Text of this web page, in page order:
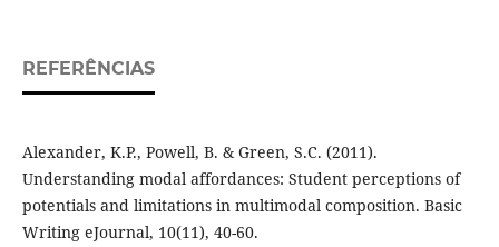
REFERÊNCIAS
Alexander, K.P., Powell, B. & Green, S.C. (2011).
Understanding modal affordances: Student perceptions of
potentials and limitations in multimodal composition. Basic
Writing eJournal, 10(11), 40-60.